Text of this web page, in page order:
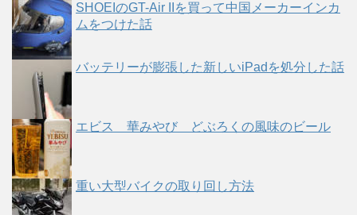
SHOEIのGT-Air IIを買って中国メーカーインカ
ムをつけた話
バッテリーが膨張した新しいiPadを処分した話
エビス 華みやび どぶろくの風味のビール
重い大型バイクの取り回し方法